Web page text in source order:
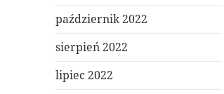
październik 2022
sierpień 2022
lipiec 2022